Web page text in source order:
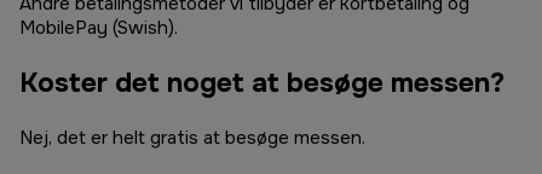
MobilePay (Swish).
Koster det noget at besøge messen?
Nej, det er helt gratis at besøge messen.